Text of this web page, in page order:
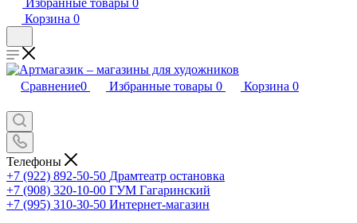
Избранные товары 0
Корзина 0
Сравнение0 Избранные товары 0 Корзина 0
Телефоны
+7 (922) 892-50-50 Драмтеатр остановка
+7 (908) 320-10-00 ГУМ Гагаринский
+7 (995) 310-30-50 Интернет-магазин